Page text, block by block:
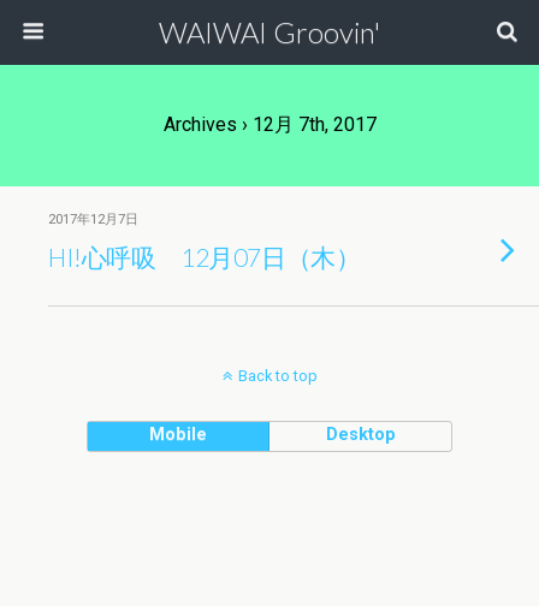
WAIWAI Groovin'
Archives › 12月 7th, 2017
2017年12月7日
HI!心呼吸 12月07日（木）
Back to top
Mobile Desktop